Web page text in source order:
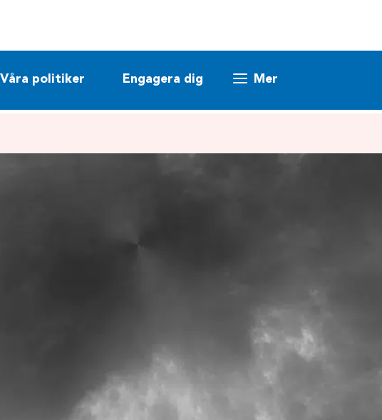
Våra politiker Engagera dig Mer